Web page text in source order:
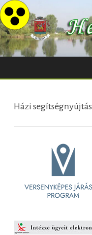
Házi segítségnyújtás